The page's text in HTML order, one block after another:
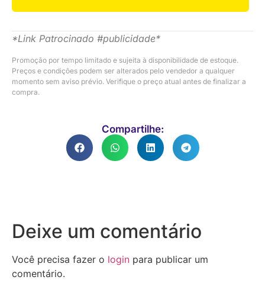
*Link Patrocinado #publicidade*
Promoção por tempo limitado e sujeita à disponibilidade de estoque.
Preços e condições podem ser alterados pelo vendedor a qualquer
momento sem aviso prévio. Verifique o preço atual antes de finalizar a
compra.
Compartilhe:
Deixe um comentário
Você precisa fazer o login para publicar um
comentário.